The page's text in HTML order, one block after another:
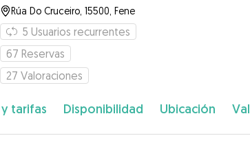
Rúa Do Cruceiro, 15500, Fene
5 Usuarios recurrentes
67 Reservas
27 Valoraciones
tarifas Disponibilidad Ubicación